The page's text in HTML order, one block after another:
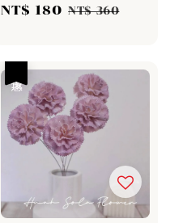
Sale
NT$ 180 Regular
NT$ 360